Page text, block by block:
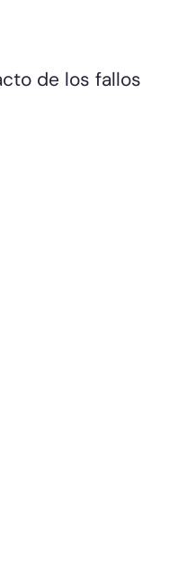
de los fallos